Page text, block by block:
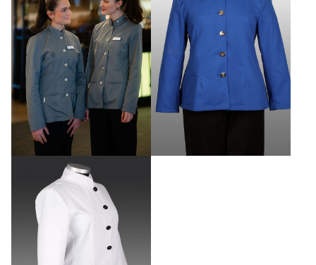
Textilpflege
Körpermaße
Lookbook Klinik mit Hotel